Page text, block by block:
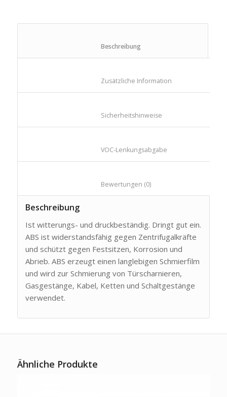
						Beschreibung
						Bewertungen (0)
Beschreibung
Ist witterungs- und druckbeständig. Dringt gut ein.
ABS ist widerstandsfähig gegen Zentrifugalkräfte
und schützt gegen Festsitzen, Korrosion und
Abrieb. ABS erzeugt einen langlebigen Schmierfilm
und wird zur Schmierung von Türscharnieren,
Gasgestänge, Kabel, Ketten und Schaltgestänge
verwendet.
Ähnliche Produkte